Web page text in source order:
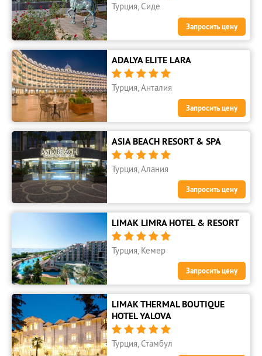
Турция, Сиде
Запросить цену
ADALYA ELITE LARA
    
Турция, Анталия
Запросить цену
ASIA BEACH RESORT & SPA
    
Турция, Алания
Запросить цену
LIMAK LIMRA HOTEL & RESORT
    
Турция, Кемер
Запросить цену
LIMAK THERMAL BOUTIQUE
HOTEL YALOVA
    
Турция, Стамбул